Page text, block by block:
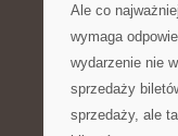
Ale co
wymaga
wydarzenie nie
sprzedaży
sprzedaży, ale